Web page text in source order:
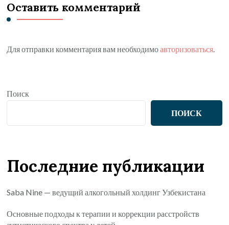
Оставить комментарий
Для отправки комментария вам необходимоавторизоваться.
Поиск
ПОИСК
Последние публикации
Saba Nine — ведущий алкогольный холдинг Узбекистана
Основные подходы к терапии и коррекции расстройств